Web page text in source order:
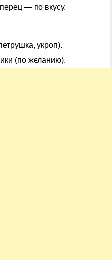
— по вкусу.
укроп).
(по желанию).